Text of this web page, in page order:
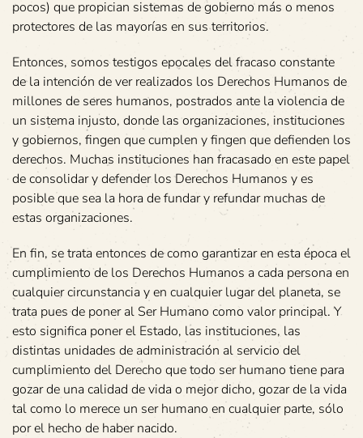
pocos) que propician sistemas de gobierno más o menos
protectores de las mayorías en sus territorios.
Entonces, somos testigos epocales del fracaso constante
de la intención de ver realizados los Derechos Humanos de
millones de seres humanos, postrados ante la violencia de
un sistema injusto, donde las organizaciones, instituciones
y gobiernos, fingen que cumplen y fingen que defienden los
derechos. Muchas instituciones han fracasado en este papel
de consolidar y defender los Derechos Humanos y es
posible que sea la hora de fundar y refundar muchas de
estas organizaciones.
En fin, se trata entonces de como garantizar en esta época el
cumplimiento de los Derechos Humanos a cada persona en
cualquier circunstancia y en cualquier lugar del planeta, se
trata pues de poner al Ser Humano como valor principal. Y
esto significa poner el Estado, las instituciones, las
distintas unidades de administración al servicio del
cumplimiento del Derecho que todo ser humano tiene para
gozar de una calidad de vida o mejor dicho, gozar de la vida
tal como lo merece un ser humano en cualquier parte, sólo
por el hecho de haber nacido.